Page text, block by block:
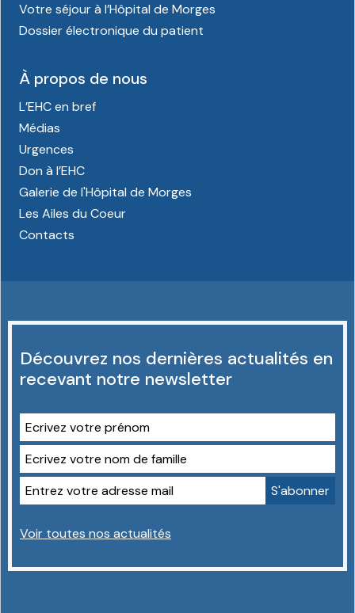
Votre séjour à l’Hôpital de Morges
Dossier électronique du patient
À propos de nous
L’EHC en bref
Médias
Urgences
Don à l’EHC
Galerie de l'Hôpital de Morges
Les Ailes du Coeur
Contacts
Découvrez nos dernières actualités en
recevant notre newsletter
Voir toutes nos actualités